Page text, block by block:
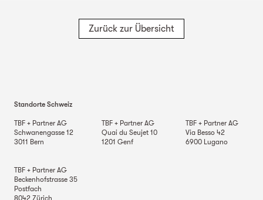
Zurück zur Übersicht
Standorte Schweiz
TBF + Partner AG
Schwanengasse 12
3011 Bern
TBF + Partner AG
Quai du Seujet 10
1201 Genf
TBF + Partner AG
Via Besso 42
6900 Lugano
TBF + Partner AG
Beckenhofstrasse 35
Postfach
8042 Zürich